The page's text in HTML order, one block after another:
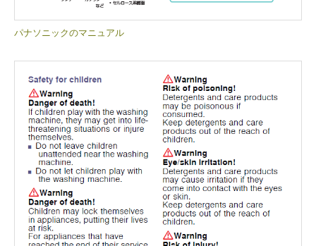
パナソニックのマニュアル